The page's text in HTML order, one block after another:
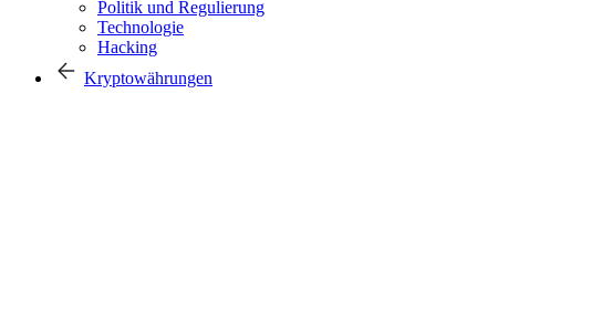
Politik und Regulierung
Technologie
Hacking
Kryptowährungen